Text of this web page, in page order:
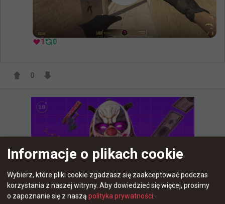
1 0
0
Informacje o plikach cookie
Wybierz, które pliki cookie zgadzasz się zaakceptować podczas
korzystania z naszej witryny. Aby dowiedzieć się więcej, prosimy
o zapoznanie się z naszą polityka prywatności.